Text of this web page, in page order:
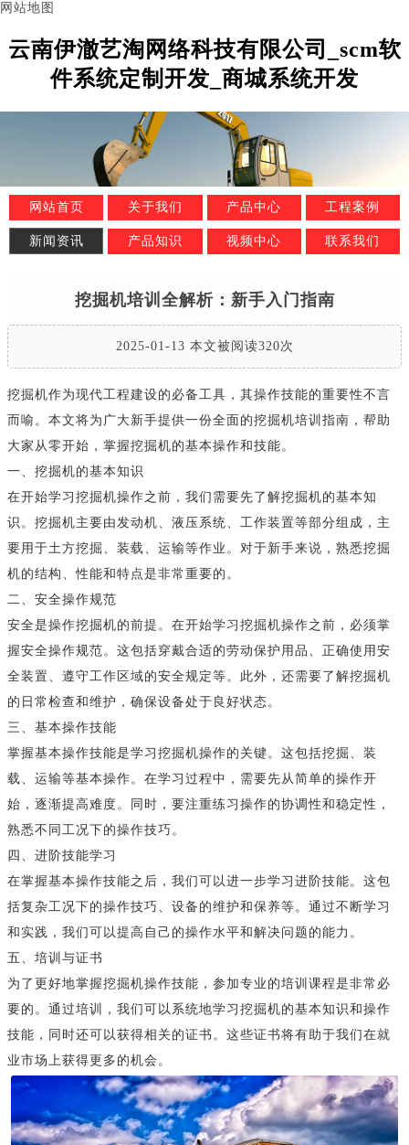
网站地图
云南伊澈艺淘网络科技有限公司_scm软
件系统定制开发_商城系统开发
网站首页 关于我们 产品中心 工程案例
新闻资讯 产品知识 视频中心 联系我们
挖掘机培训全解析：新手入门指南
2025-01-13 本文被阅读320次
挖掘机作为现代工程建设的必备工具，其操作技能的重要性不言
而喻。本文将为广大新手提供一份全面的挖掘机培训指南，帮助
大家从零开始，掌握挖掘机的基本操作和技能。
一、挖掘机的基本知识
在开始学习挖掘机操作之前，我们需要先了解挖掘机的基本知
识。挖掘机主要由发动机、液压系统、工作装置等部分组成，主
要用于土方挖掘、装载、运输等作业。对于新手来说，熟悉挖掘
机的结构、性能和特点是非常重要的。
二、安全操作规范
安全是操作挖掘机的前提。在开始学习挖掘机操作之前，必须掌
握安全操作规范。这包括穿戴合适的劳动保护用品、正确使用安
全装置、遵守工作区域的安全规定等。此外，还需要了解挖掘机
的日常检查和维护，确保设备处于良好状态。
三、基本操作技能
掌握基本操作技能是学习挖掘机操作的关键。这包括挖掘、装
载、运输等基本操作。在学习过程中，需要先从简单的操作开
始，逐渐提高难度。同时，要注重练习操作的协调性和稳定性，
熟悉不同工况下的操作技巧。
四、进阶技能学习
在掌握基本操作技能之后，我们可以进一步学习进阶技能。这包
括复杂工况下的操作技巧、设备的维护和保养等。通过不断学习
和实践，我们可以提高自己的操作水平和解决问题的能力。
五、培训与证书
为了更好地掌握挖掘机操作技能，参加专业的培训课程是非常必
要的。通过培训，我们可以系统地学习挖掘机的基本知识和操作
技能，同时还可以获得相关的证书。这些证书将有助于我们在就
业市场上获得更多的机会。